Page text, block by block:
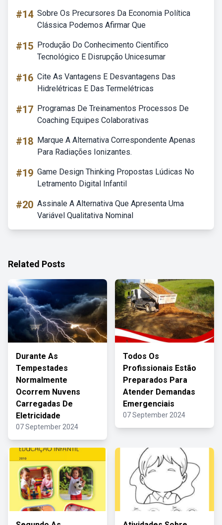
#14 Sobre Os Precursores Da Economia Política
Clássica Podemos Afirmar Que
#15 Produção Do Conhecimento Científico
Tecnológico E Disrupção Unicesumar
#16 Cite As Vantagens E Desvantagens Das
Hidrelétricas E Das Termelétricas
#17 Programas De Treinamentos Processos De
Coaching Equipes Colaborativas
#18 Marque A Alternativa Correspondente Apenas
Para Radiações Ionizantes.
#19 Game Design Thinking Propostas Lúdicas No
Letramento Digital Infantil
#20 Assinale A Alternativa Que Apresenta Uma
Variável Qualitativa Nominal
Related Posts
Durante As
Tempestades
Normalmente
Ocorrem Nuvens
Carregadas De
Eletricidade
07 September 2024
Todos Os
Profissionais Estão
Preparados Para
Atender Demandas
Emergenciais
07 September 2024